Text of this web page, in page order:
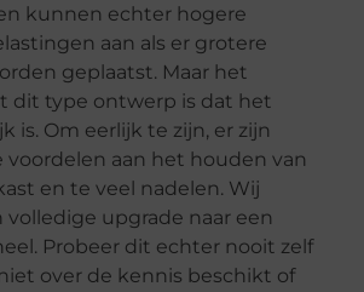
kunnen echter hogere
aan als er grotere
geplaatst. Maar het
dit type ontwerp is dat het
is. Om eerlijk te zijn, er zijn
voordelen aan het houden van
en te veel nadelen. Wij
volledige upgrade naar een
Probeer dit echter nooit zelf
over de kennis beschikt of